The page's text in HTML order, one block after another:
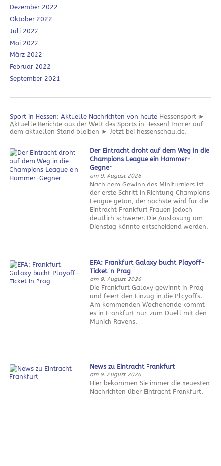
Dezember 2022
Oktober 2022
Juli 2022
Mai 2022
März 2022
Februar 2022
September 2021
Sport in Hessen: Aktuelle Nachrichten von heute Hessensport ►
Aktuelle Berichte aus der Welt des Sports in Hessen! Immer auf
dem aktuellen Stand bleiben ► Jetzt bei hessenschau.de.
Der Eintracht droht auf dem Weg in die
Champions League ein Hammer-
Gegner
am 9. August 2026
Nach dem Gewinn des Miniturniers ist
der erste Schritt in Richtung Champions
League getan, der nächste wird für die
Eintracht Frankfurt Frauen jedoch
deutlich schwerer. Die Auslosung am
Dienstag könnte entscheidend werden.
EFA: Frankfurt Galaxy bucht Playoff-
Ticket in Prag
am 9. August 2026
Die Frankfurt Galaxy gewinnt in Prag
und feiert den Einzug in die Playoffs.
Am kommenden Wochenende kommt
es in Frankfurt nun zum Duell mit den
Munich Ravens.
News zu Eintracht Frankfurt
am 9. August 2026
Hier bekommen Sie immer die neuesten
Nachrichten über Eintracht Frankfurt.